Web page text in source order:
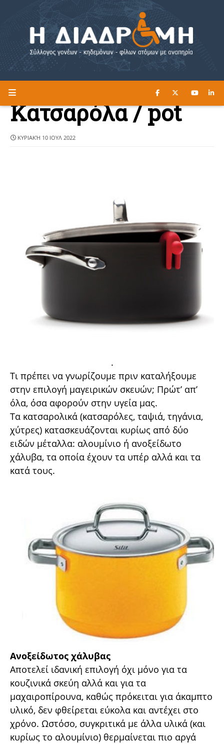
Η ΔΙΑΔΡΟΜΗ ΔΙΑΒΑΣΤΕ ΕΔΩ ►
Κατσαρόλα / pot
ΚΥΡΙΑΚΉ 10 ΙΟΥΛ 2022
.
Τι πρέπει να γνωρίζουµε πριν καταλήξουµε
στην επιλογή µαγειρικών σκευών; Πρώτ’ απ’
όλα, όσα αφορούν στην υγεία µας.
Tα κατσαρολικά (κατσαρόλες, ταψιά, τηγάνια,
χύτρες) κατασκευάζονται κυρίως από δύο
ειδών µέταλλα: αλουµίνιο ή ανοξείδωτο
χάλυβα, τα οποία έχουν τα υπέρ αλλά και τα
κατά τους.
Ανοξείδωτος χάλυβας
Αποτελεί ιδανική επιλογή όχι µόνο για τα
κουζινικά σκεύη αλλά και για τα
µαχαιροπίρουνα, καθώς πρόκειται για άκαµπτο
υλικό, δεν φθείρεται εύκολα και αντέχει στο
χρόνο. Ωστόσο, συγκριτικά µε άλλα υλικά (και
κυρίως το αλουµίνιο) θερµαίνεται πιο αργά